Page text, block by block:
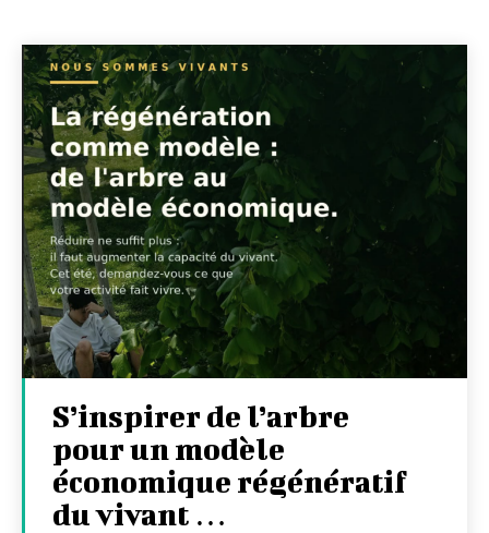
S’inspirer de l’arbre
pour un modèle
économique régénératif
du vivant …